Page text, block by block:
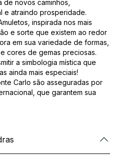
novos caminhos,
e atraindo prosperidade.
inspirada nos mais
e sorte que existem ao redor
em sua variedade de formas,
cores de gemas preciosas.
a simbologia mística que
ainda mais especiais!
Carlo são asseguradas por
que garantem sua